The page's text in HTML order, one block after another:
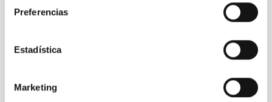
Preferencias
Estadística
Marketing